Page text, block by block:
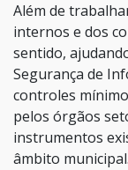
Além de
internos e dos
sentido,
Segurança de
controles
pelos órgãos
instrumentos
âmbito municipal.